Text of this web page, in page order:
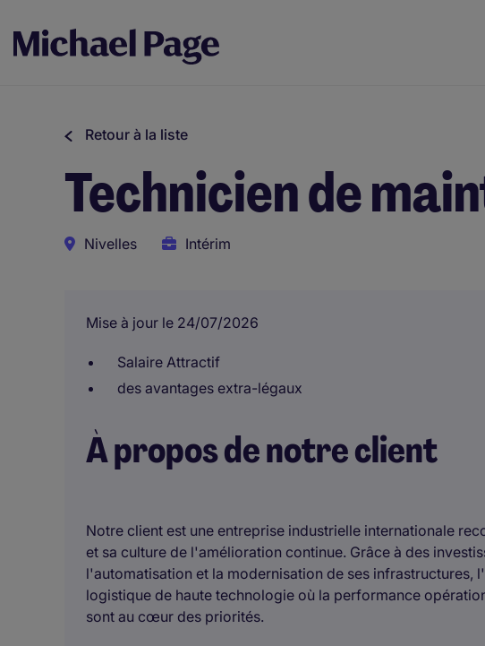
Retour à la liste
Technicien de
Nivelles Intérim
Mise à jour le 24/07/2026
Salaire Attractif
des avantages extra-légaux
À propos de notre client
Notre client est une entreprise industrielle internationale
et sa culture de l'amélioration continue. Grâce à des
l'automatisation et la modernisation de ses infrastructures,
logistique de haute technologie où la performance
sont au cœur des priorités.